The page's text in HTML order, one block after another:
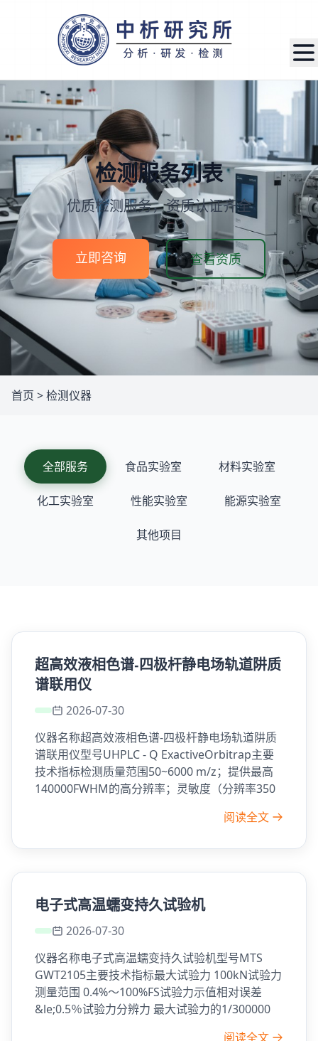
检测服务列表
优质检测服务，资质认证齐全
立即咨询 查看资质
首页 >检测仪器
全部服务 食品实验室 材料实验室
化工实验室 性能实验室 能源实验室
其他项目
超高效液相色谱-四极杆静电场轨道阱质
谱联用仪
2026-07-30
仪器名称超高效液相色谱-四极杆静电场轨道阱质
谱联用仪型号UHPLC - Q ExactiveOrbitrap主要
技术指标检测质量范围50~6000 m/z；提供最高
140000FWHM的高分辨率；灵敏度（分辨率350
阅读全文
电子式高温蠕变持久试验机
2026-07-30
仪器名称电子式高温蠕变持久试验机型号MTS
GWT2105主要技术指标最大试验力 100kN试验力
测量范围 0.4%～100%FS试验力示值相对误差
&le;0.5％试验力分辨力 最大试验力的1/300000
阅读全文